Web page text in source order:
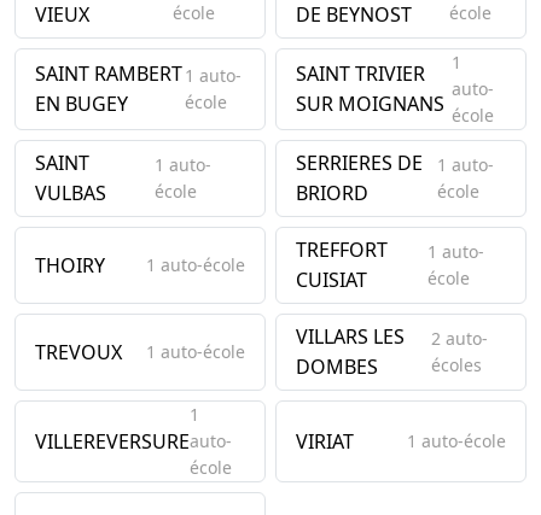
VIEUX
école
DE BEYNOST
école
SAINT RAMBERT
EN BUGEY
1 auto-
école
SAINT TRIVIER
SUR MOIGNANS
1
auto-
école
SAINT
VULBAS
1 auto-
école
SERRIERES DE
BRIORD
1 auto-
école
THOIRY 1 auto-école
TREFFORT
CUISIAT
1 auto-
école
TREVOUX 1 auto-école
VILLARS LES
DOMBES
2 auto-
écoles
VILLEREVERSURE
1
auto-
école
VIRIAT 1 auto-école